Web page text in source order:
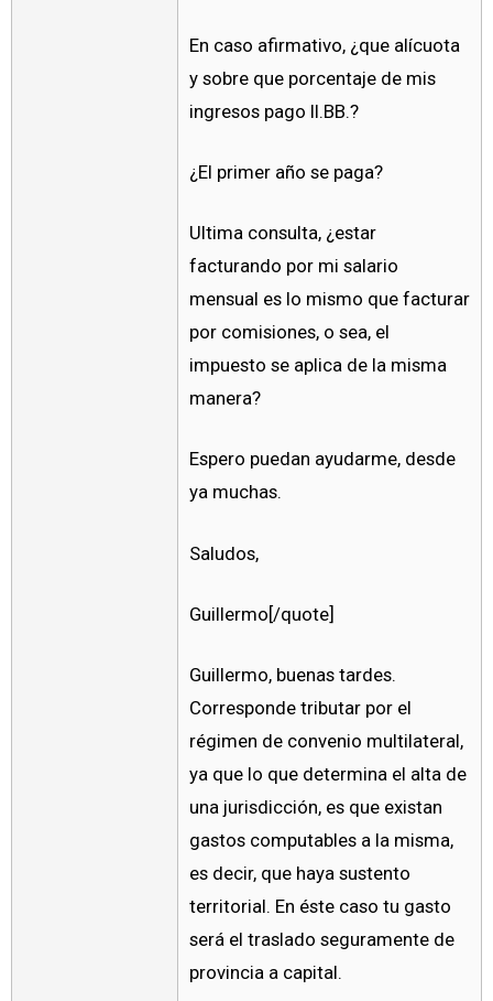
En caso afirmativo, ¿que alícuota
y sobre que porcentaje de mis
ingresos pago II.BB.?
¿El primer año se paga?
Ultima consulta, ¿estar
facturando por mi salario
mensual es lo mismo que facturar
por comisiones, o sea, el
impuesto se aplica de la misma
manera?
Espero puedan ayudarme, desde
ya muchas.
Saludos,
Guillermo[/quote]
Guillermo, buenas tardes.
Corresponde tributar por el
régimen de convenio multilateral,
ya que lo que determina el alta de
una jurisdicción, es que existan
gastos computables a la misma,
es decir, que haya sustento
territorial. En éste caso tu gasto
será el traslado seguramente de
provincia a capital.